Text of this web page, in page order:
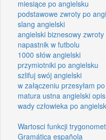
miesiące po angielsku
podstawowe zwroty po
slang angielski
angielski biznesowy zwroty
napastnik w futbolu
1000 słów angielski
przymiotniki po angielsku
szlifuj swój angielski
w załączeniu przesyłam
matura ustna angielski
wady człowieka po
Wartosci funkcji
Gramática española